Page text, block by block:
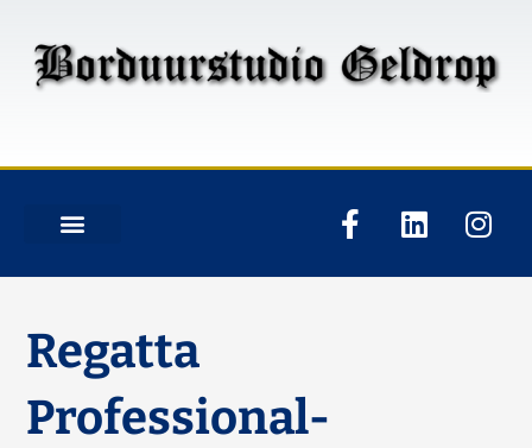
Regatta
Professional-